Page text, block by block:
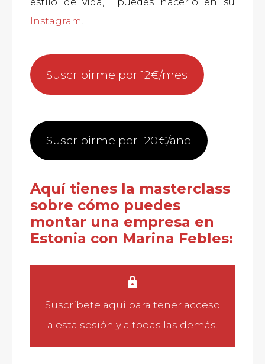
Instagram.
Suscribirme por 12€/mes
Suscribirme por 120€/año
Aquí tienes la masterclass
sobre cómo puedes
montar una empresa en
Estonia con Marina Febles:
Suscríbete aquí para tener acceso
a esta sesión y a todas las demás.